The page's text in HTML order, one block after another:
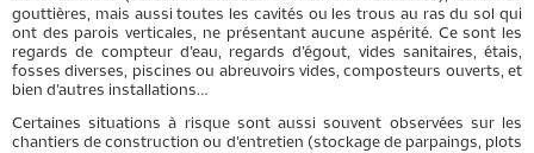
gouttières, mais aussi toutes les cavités ou les trous au ras du sol qui
ont des parois verticales, ne présentant aucune aspérité. Ce sont les
regards de compteur d’eau, regards d’égout, vides sanitaires, étais,
fosses diverses, piscines ou abreuvoirs vides, composteurs ouverts, et
bien d’autres installations…
Certaines situations à risque sont aussi souvent observées sur les
chantiers de construction ou d’entretien (stockage de parpaings, plots